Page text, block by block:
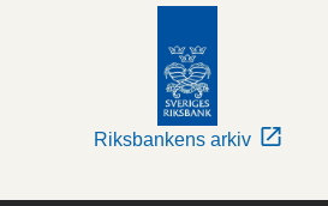
Riksbankens arkiv